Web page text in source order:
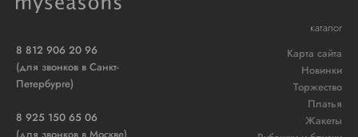
8 812 906 20 96
(для звонков в Санкт-
Петербурге)
8 925 150 65 06
каталог
Карта сайта
Новинки
Торжество
Платья
Жакеты